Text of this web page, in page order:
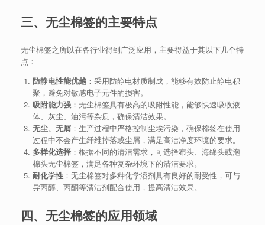
三、无尘棉签的主要特点
无尘棉签之所以在各行业得到广泛应用，主要得益于其以下几个特
点：
防静电性能优越：采用防静电材质制成，能够有效防止静电积
聚，避免对敏感电子元件的损害。
吸附能力强：无尘棉签具有极高的吸附性能，能够快速吸收液
体、灰尘、油污等杂质，确保清洁效果。
无尘、无屑：生产过程中严格控制尘埃污染，确保棉签在使用
过程中不会产生纤维掉落或尘屑，满足高洁净度环境的要求。
多样化选择：根据不同的清洁需求，可选择布头、海绵头或泡
棉头无尘棉签，满足各种复杂环境下的清洁要求。
耐化学性：无尘棉签对多种化学溶剂具有良好的耐受性，可与
异丙醇、丙酮等清洁剂配合使用，提高清洁效果。
四、无尘棉签的应用领域